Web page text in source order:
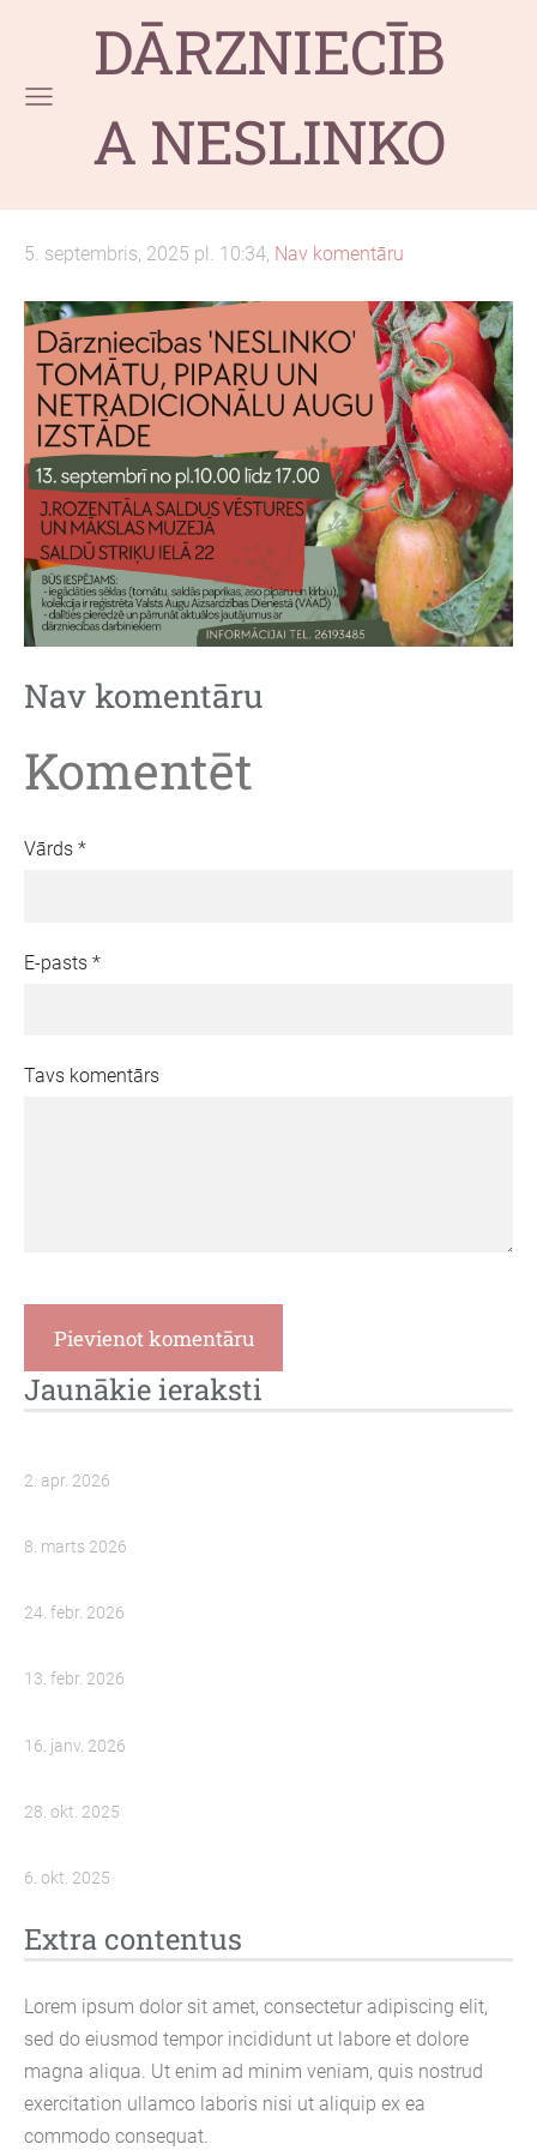
DĀRZNIECĪB
A NESLINKO
Jaunākie ieraksti
2. apr. 2026
8. marts 2026
24. febr. 2026
13. febr. 2026
16. janv. 2026
28. okt. 2025
6. okt. 2025
Extra contentus
Lorem ipsum dolor sit amet, consectetur adipiscing elit,
sed do eiusmod tempor incididunt ut labore et dolore
magna aliqua. Ut enim ad minim veniam, quis nostrud
exercitation ullamco laboris nisi ut aliquip ex ea
commodo consequat.
5. septembris, 2025 pl. 10:34, Nav komentāru
Nav komentāru
Komentēt
Vārds *
E-pasts *
Tavs komentārs